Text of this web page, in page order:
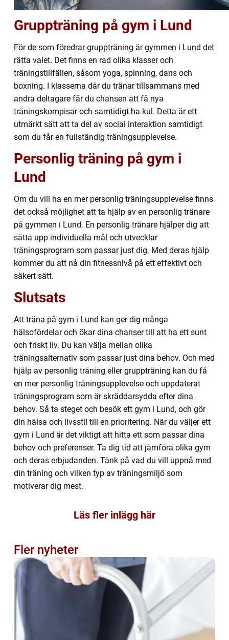
Gruppträning på gym i Lund
För de som föredrar gruppträning är gymmen i Lund det
rätta valet. Det finns en rad olika klasser och
träningstillfällen, såsom yoga, spinning, dans och
boxning. I klasserna där du tränar tillsammans med
andra deltagare får du chansen att få nya
träningskompisar och samtidigt ha kul. Detta är ett
utmärkt sätt att ta del av social interaktion samtidigt
som du får en fullständig träningsupplevelse.
Personlig träning på gym i
Lund
Om du vill ha en mer personlig träningsupplevelse finns
det också möjlighet att ta hjälp av en personlig tränare
på gymmen i Lund. En personlig tränare hjälper dig att
sätta upp individuella mål och utvecklar
träningsprogram som passar just dig. Med deras hjälp
kommer du att nå din fitnessnivå på ett effektivt och
säkert sätt.
Slutsats
Att träna på gym i Lund kan ger dig många
hälsofördelar och ökar dina chanser till att ha ett sunt
och friskt liv. Du kan välja mellan olika
träningsalternativ som passar just dina behov. Och med
hjälp av personlig träning eller gruppträning kan du få
en mer personlig träningsupplevelse och uppdaterat
träningsprogram som är skräddarsydda efter dina
behov. Så ta steget och besök ett gym i Lund, och gör
din hälsa och livsstil till en prioritering. När du väljer ett
gym i Lund är det viktigt att hitta ett som passar dina
behov och preferenser. Ta dig tid att jämföra olika gym
och deras erbjudanden. Tänk på vad du vill uppnå med
din träning och vilken typ av träningsmiljö som
motiverar dig mest.
Läs fler inlägg här
Fler nyheter